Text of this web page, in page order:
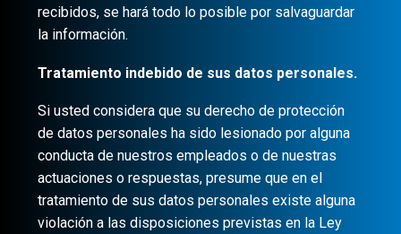
recibidos, se hará todo lo posible por salvaguardar
la información.
Tratamiento indebido de sus datos personales.
Si usted considera que su derecho de protección
de datos personales ha sido lesionado por alguna
conducta de nuestros empleados o de nuestras
actuaciones o respuestas, presume que en el
tratamiento de sus datos personales existe alguna
violación a las disposiciones previstas en la Ley